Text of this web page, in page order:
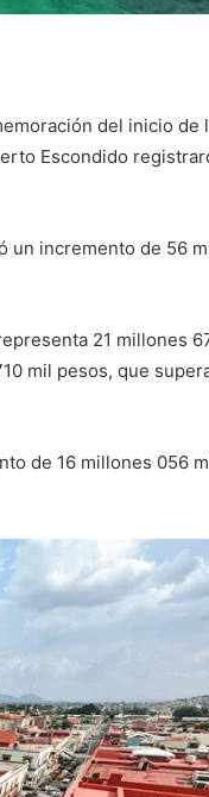
del inicio de
Escondido
un incremento de 56
21 millones
mil pesos, que
de 16 millones 056